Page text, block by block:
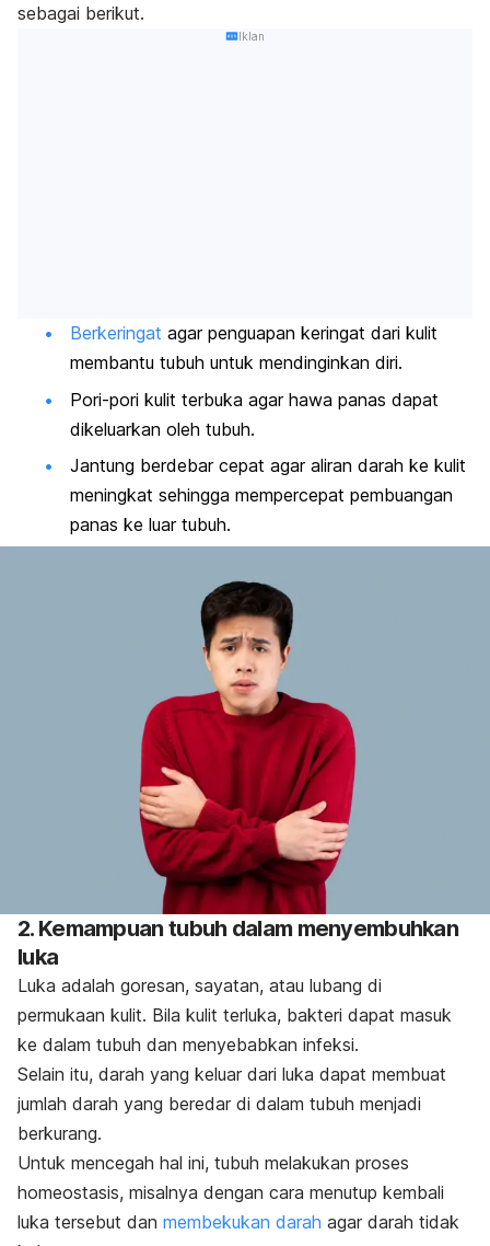
sebagai berikut.
Iklan
Berkeringat agar penguapan keringat dari kulit
membantu tubuh untuk mendinginkan diri.
Pori-pori kulit terbuka agar hawa panas dapat
dikeluarkan oleh tubuh.
Jantung berdebar cepat agar aliran darah ke kulit
meningkat sehingga mempercepat pembuangan
panas ke luar tubuh.
2. Kemampuan tubuh dalam menyembuhkan
luka
Luka adalah goresan, sayatan, atau lubang di
permukaan kulit. Bila kulit terluka, bakteri dapat masuk
ke dalam tubuh dan menyebabkan infeksi.
Selain itu, darah yang keluar dari luka dapat membuat
jumlah darah yang beredar di dalam tubuh menjadi
berkurang.
Untuk mencegah hal ini, tubuh melakukan proses
homeostasis, misalnya dengan cara menutup kembali
luka tersebut dan membekukan darah agar darah tidak